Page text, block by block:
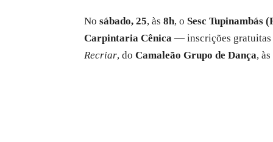
No sábado, 25, às 8h, o Sesc Tupinambás
Carpintaria Cênica — inscrições
Recriar, do Camaleão Grupo de Dança, às